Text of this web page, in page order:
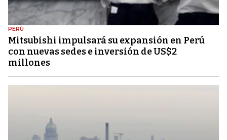
PERÚ
Mitsubishi impulsará su expansión en Perú
con nuevas sedes e inversión de US$2
millones